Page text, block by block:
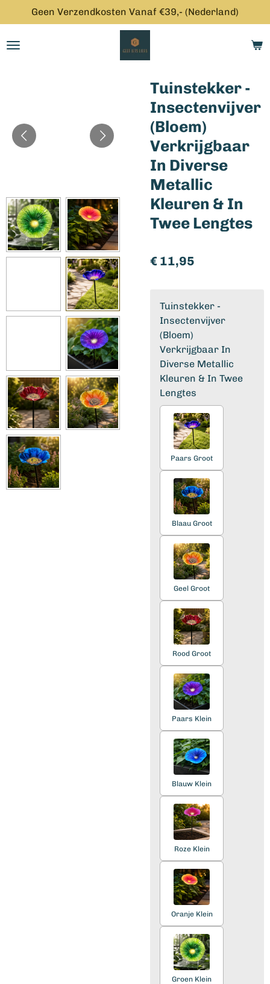
direct
naar
Geen Verzendkosten Vanaf €39,- (Nederland)
Tuinstekker -
Insectenvijver
(Bloem)
Verkrijgbaar
In Diverse
Metallic
Kleuren & In
Twee Lengtes
€ 11,95
Tuinstekker -
Insectenvijver
(Bloem)
Verkrijgbaar In
Diverse Metallic
Kleuren & In Twee
Lengtes
Paars Groot
Blaau Groot
Geel Groot
Rood Groot
Paars Klein
Blauw Klein
Roze Klein
Oranje Klein
Groen Klein